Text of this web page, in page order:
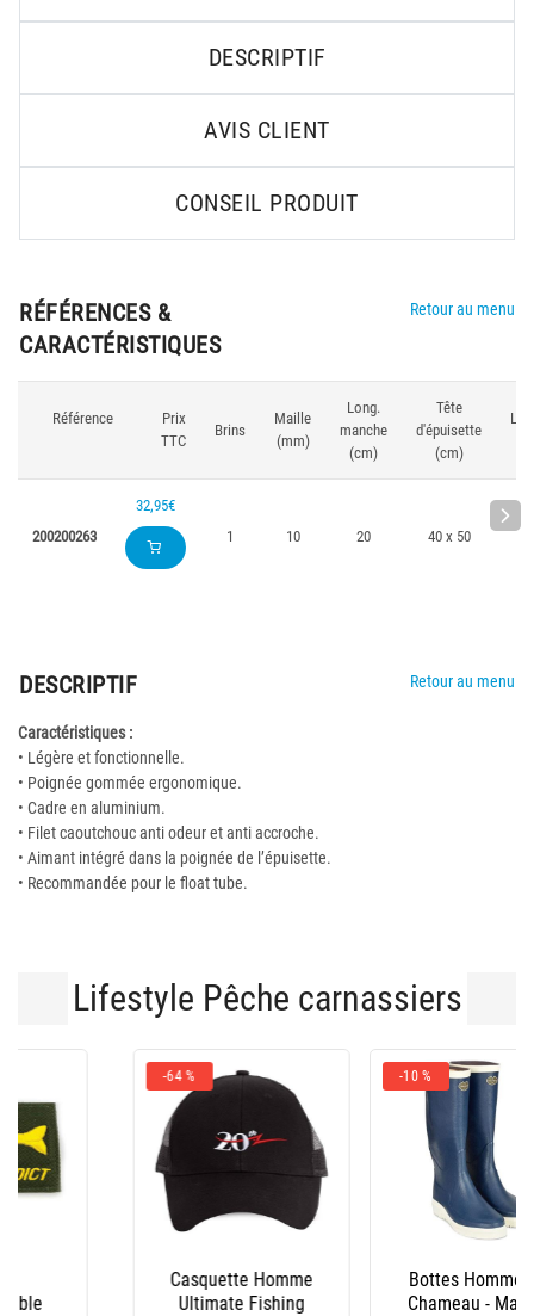
DESCRIPTIF
AVIS CLIENT
CONSEIL PRODUIT
RÉFÉRENCES &
CARACTÉRISTIQUES
Retour au menu
Référence
Prix
TTC
Brins
Maille
(mm)
Long.
manche
(cm)
Tête
d'épuisette
(cm)
200200263
32,95€
1
10 20 40 x 50
DESCRIPTIF Retour au menu
Caractéristiques :
• Légère et fonctionnelle.
• Poignée gommée ergonomique.
• Cadre en aluminium.
• Filet caoutchouc anti odeur et anti accroche.
• Aimant intégré dans la poignée de l’épuisette.
• Recommandée pour le float tube.
Lifestyle Pêche carnassiers
Bottes Homme Le
Chameau - Marine
Salopette Xm Ocean